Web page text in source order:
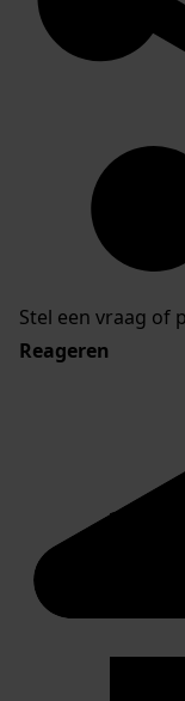
Stel een vraag of
Reageren